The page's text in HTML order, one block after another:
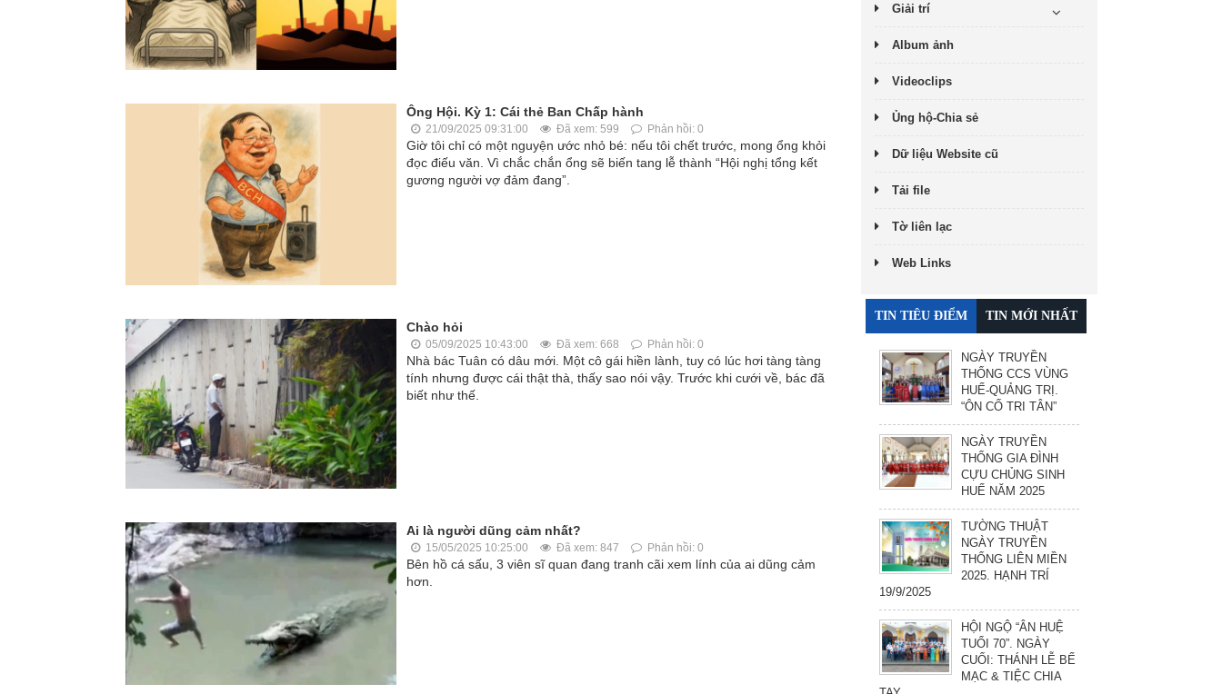
Ông Hội. Kỳ 1: Cái thẻ Ban Chấp hành
21/09/2025 09:31:00 Đã xem: 599 Phản hồi: 0
Giờ tôi chỉ có một nguyện ước nhỏ bé: nếu tôi chết trước, mong ổng khỏi
đọc điếu văn. Vì chắc chắn ổng sẽ biến tang lễ thành “Hội nghị tổng kết
gương người vợ đảm đang”.
Chào hỏi
05/09/2025 10:43:00 Đã xem: 668 Phản hồi: 0
Nhà bác Tuân có dâu mới. Một cô gái hiền lành, tuy có lúc hơi tàng tàng
tính nhưng được cái thật thà, thấy sao nói vậy. Trước khi cưới về, bác đã
biết như thế.
Ai là người dũng cảm nhất?
15/05/2025 10:25:00 Đã xem: 847 Phản hồi: 0
Bên hồ cá sấu, 3 viên sĩ quan đang tranh cãi xem lính của ai dũng cảm
hơn.
Giải trí
Album ảnh
Videoclips
Ủng hộ-Chia sẻ
Dữ liệu Website cũ
Tải file
Tờ liên lạc
Web Links
TIN TIÊU ĐIỂM TIN MỚI NHẤT
NGÀY TRUYỀN
THỐNG CCS VÙNG
HUẾ-QUẢNG TRỊ.
“ÔN CỐ TRI TÂN”
NGÀY TRUYỀN
THỐNG GIA ĐÌNH
CỰU CHỦNG SINH
HUẾ NĂM 2025
TƯỜNG THUẬT
NGÀY TRUYỀN
THỐNG LIÊN MIỀN
2025. HẠNH TRÍ
19/9/2025
HỘI NGỘ “ÂN HUỆ
TUỔI 70”. NGÀY
CUỐI: THÁNH LỄ BẾ
MẠC & TIỆC CHIA